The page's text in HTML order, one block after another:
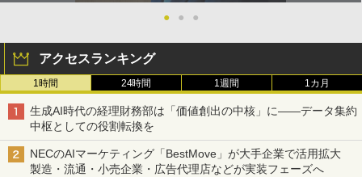
●
● ●
アクセスランキング
1時間 24時間 1週間 1カ月
生成AI時代の経理財務部は「価値創出の中核」に――データ集約
中枢としての役割転換を
NECのAIマーケティング「BestMove」が大手企業で活用拡大
製造・流通・小売企業・広告代理店などが実装フェーズへ